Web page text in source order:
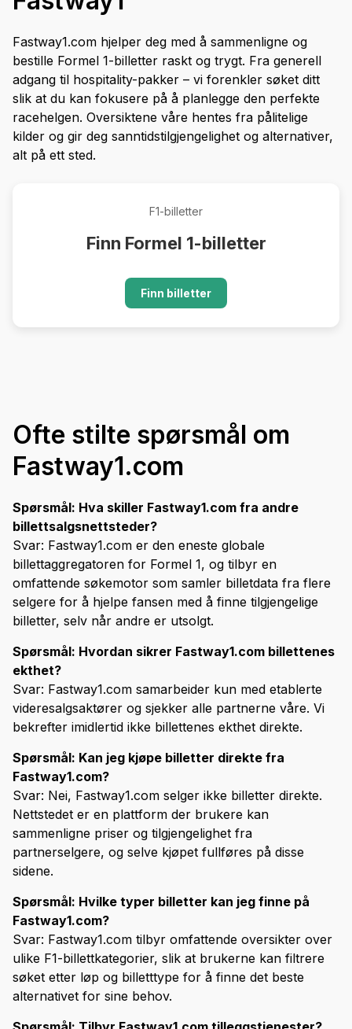
Fastway1.com hjelper deg med å sammenligne og
bestille Formel 1-billetter raskt og trygt. Fra generell
adgang til hospitality-pakker – vi forenkler søket ditt
slik at du kan fokusere på å planlegge den perfekte
racehelgen. Oversiktene våre hentes fra pålitelige
kilder og gir deg sanntidstilgjengelighet og alternativer,
alt på ett sted.
F1-billetter
Finn Formel 1-billetter
Finn billetter
Ofte stilte spørsmål om
Fastway1.com
Spørsmål: Hva skiller Fastway1.com fra andre
billettsalgsnettsteder?
Svar: Fastway1.com er den eneste globale
billettaggregatoren for Formel 1, og tilbyr en
omfattende søkemotor som samler billetdata fra flere
selgere for å hjelpe fansen med å finne tilgjengelige
billetter, selv når andre er utsolgt.
Spørsmål: Hvordan sikrer Fastway1.com billettenes
ekthet?
Svar: Fastway1.com samarbeider kun med etablerte
videresalgsaktører og sjekker alle partnerne våre. Vi
bekrefter imidlertid ikke billettenes ekthet direkte.
Spørsmål: Kan jeg kjøpe billetter direkte fra
Fastway1.com?
Svar: Nei, Fastway1.com selger ikke billetter direkte.
Nettstedet er en plattform der brukere kan
sammenligne priser og tilgjengelighet fra
partnerselgere, og selve kjøpet fullføres på disse
sidene.
Spørsmål: Hvilke typer billetter kan jeg finne på
Fastway1.com?
Svar: Fastway1.com tilbyr omfattende oversikter over
ulike F1-billettkategorier, slik at brukerne kan filtrere
søket etter løp og billetttype for å finne det beste
alternativet for sine behov.